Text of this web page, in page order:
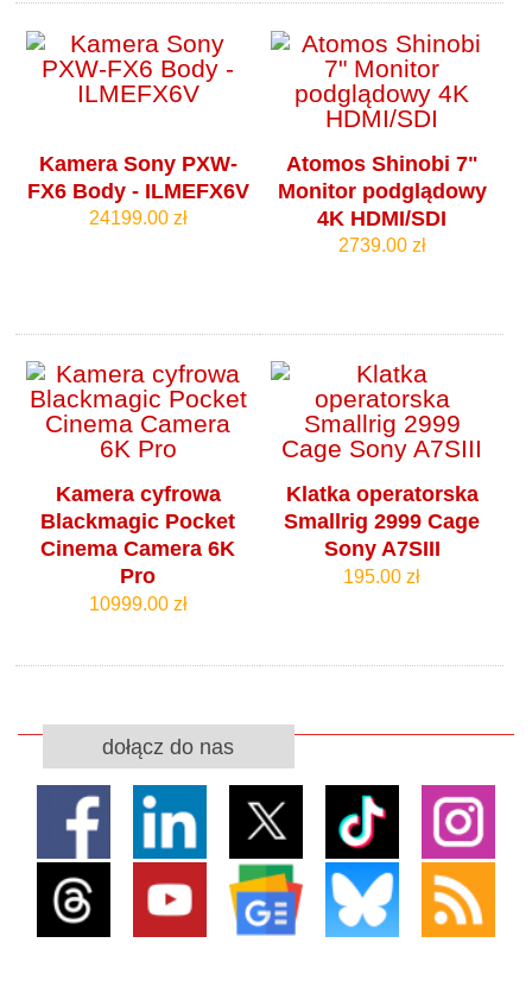
Kamera Sony PXW-
FX6 Body - ILMEFX6V
24199.00 zł
Atomos Shinobi 7"
Monitor podglądowy
4K HDMI/SDI
2739.00 zł
Kamera cyfrowa
Blackmagic Pocket
Cinema Camera 6K
Pro
10999.00 zł
Klatka operatorska
Smallrig 2999 Cage
Sony A7SIII
195.00 zł
dołącz do nas